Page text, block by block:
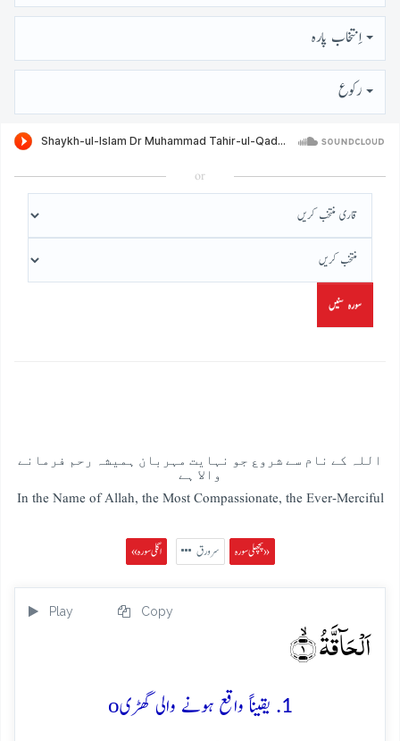
اِنتخاب پارہ
رُكوع
or
سورہ سنیں
اللہ کے نام سے شروع جو نہایت مہربان ہمیشہ رحم فرمانے
والا ہے
In the Name of Allah, the Most Compassionate, the Ever-Merciful
پچھلی سورہ » سرورق « اگلی سورہ
Play Copy
اَلۡحَآقَّۃُ ۙ﴿۱﴾
1. یقیناً واقع ہونے والی گھڑی o